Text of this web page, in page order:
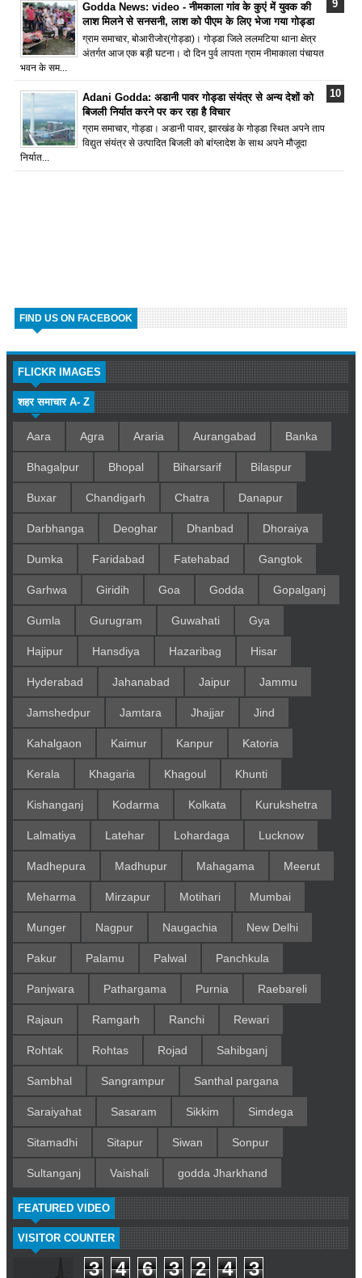
Godda News: video - नीमकाला गांव के कुएं में युवक की
लाश मिलने से सनसनी, लाश को पीएम के लिए भेजा गया गोड्डा
ग्राम समाचार, बोआरीजोर(गोड्डा)। गोड्डा जिले ललमटिया थाना क्षेत्र
अंतर्गत आज एक बड़ी घटना। दो दिन पुर्व लापता ग्राम नीमाकाला पंचायत
भवन के सम...
Adani Godda: अडानी पावर गोड्डा संयंत्र से अन्य देशों को
बिजली निर्यात करने पर कर रहा है विचार
ग्राम समाचार, गोड्डा। अडानी पावर, झारखंड के गोड्डा स्थित अपने ताप
विद्युत संयंत्र से उत्पादित बिजली को बांग्लादेश के साथ अपने मौजूदा
निर्यात...
FIND US ON FACEBOOK
FLICKR IMAGES
शहर समाचार A- Z
Aara Agra Araria Aurangabad Banka
Bhagalpur Bhopal Biharsarif Bilaspur
Buxar Chandigarh Chatra Danapur
Darbhanga Deoghar Dhanbad Dhoraiya
Dumka Faridabad Fatehabad Gangtok
Garhwa Giridih Goa Godda Gopalganj
Gumla Gurugram Guwahati Gya
Hajipur Hansdiya Hazaribag Hisar
Hyderabad Jahanabad Jaipur Jammu
Jamshedpur Jamtara Jhajjar Jind
Kahalgaon Kaimur Kanpur Katoria
Kerala Khagaria Khagoul Khunti
Kishanganj Kodarma Kolkata Kurukshetra
Lalmatiya Latehar Lohardaga Lucknow
Madhepura Madhupur Mahagama Meerut
Meharma Mirzapur Motihari Mumbai
Munger Nagpur Naugachia New Delhi
Pakur Palamu Palwal Panchkula
Panjwara Pathargama Purnia Raebareli
Rajaun Ramgarh Ranchi Rewari
Rohtak Rohtas Rojad Sahibganj
Sambhal Sangrampur Santhal pargana
Saraiyahat Sasaram Sikkim Simdega
Sitamadhi Sitapur Siwan Sonpur
Sultanganj Vaishali godda Jharkhand
FEATURED VIDEO
VISITOR COUNTER
3 4 6 3 2 4 3